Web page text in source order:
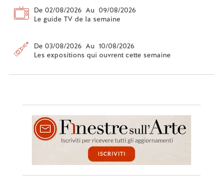
De 02/08/2026 Au 09/08/2026
Le guide TV de la semaine
De 03/08/2026 Au 10/08/2026
Les expositions qui ouvrent cette semaine